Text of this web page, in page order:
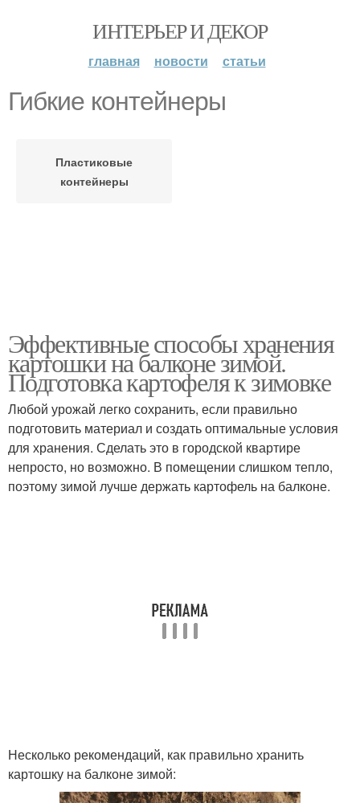
ИНТЕРЬЕР И ДЕКОР
главная новости статьи
Гибкие контейнеры
Пластиковые
контейнеры
Эффективные способы хранения
картошки на балконе зимой.
Подготовка картофеля к зимовке
Любой урожай легко сохранить, если правильно
подготовить материал и создать оптимальные условия
для хранения. Сделать это в городской квартире
непросто, но возможно. В помещении слишком тепло,
поэтому зимой лучше держать картофель на балконе.
Несколько рекомендаций, как правильно хранить
картошку на балконе зимой: